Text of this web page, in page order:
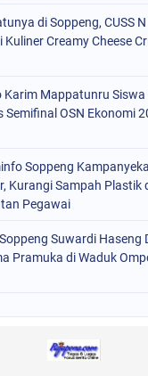
di Soppeng, CUSS
Kuliner Creamy Cheese
Karim Mappatunru Siswa
Semifinal OSN Ekonomi
Soppeng
Kurangi Sampah Plastik
Pegawai
Suwardi Haseng
Pramuka di Waduk